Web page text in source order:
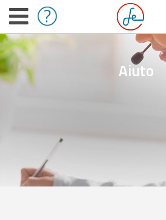
Aiuto